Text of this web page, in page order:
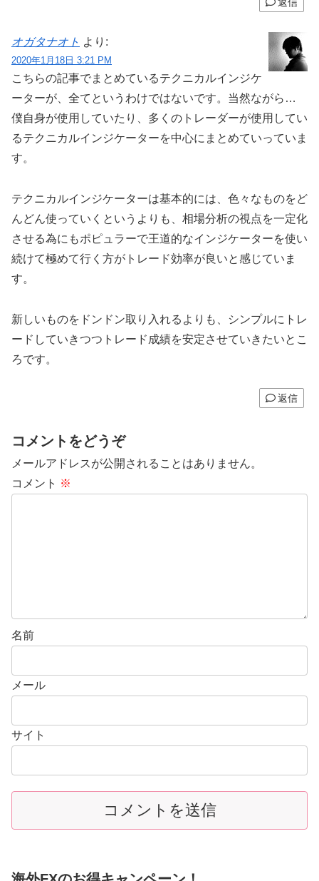
返信
オガタナオト より:
2020年1月18日 3:21 PM
こちらの記事でまとめているテクニカルインジケ
ーターが、全てというわけではないです。当然ながら…
僕自身が使用していたり、多くのトレーダーが使用してい
るテクニカルインジケーターを中心にまとめていっていま
す。
テクニカルインジケーターは基本的には、色々なものをど
んどん使っていくというよりも、相場分析の視点を一定化
させる為にもポピュラーで王道的なインジケーターを使い
続けて極めて行く方がトレード効率が良いと感じていま
す。
新しいものをドンドン取り入れるよりも、シンプルにトレ
ードしていきつつトレード成績を安定させていきたいとこ
ろです。
返信
コメントをどうぞ
メールアドレスが公開されることはありません。
コメント ※
名前
メール
サイト